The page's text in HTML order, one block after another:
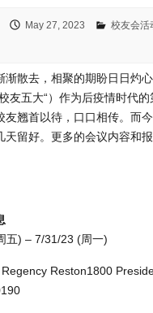
May 27, 2023 校友会活
渐散去，相聚的期盼日日灼心
友五大“）作为后疫情时代
友翘首以待，口口相传。而今
天留好。更多的会议内容和
五) – 7/31/23 (周一)
Reston1800